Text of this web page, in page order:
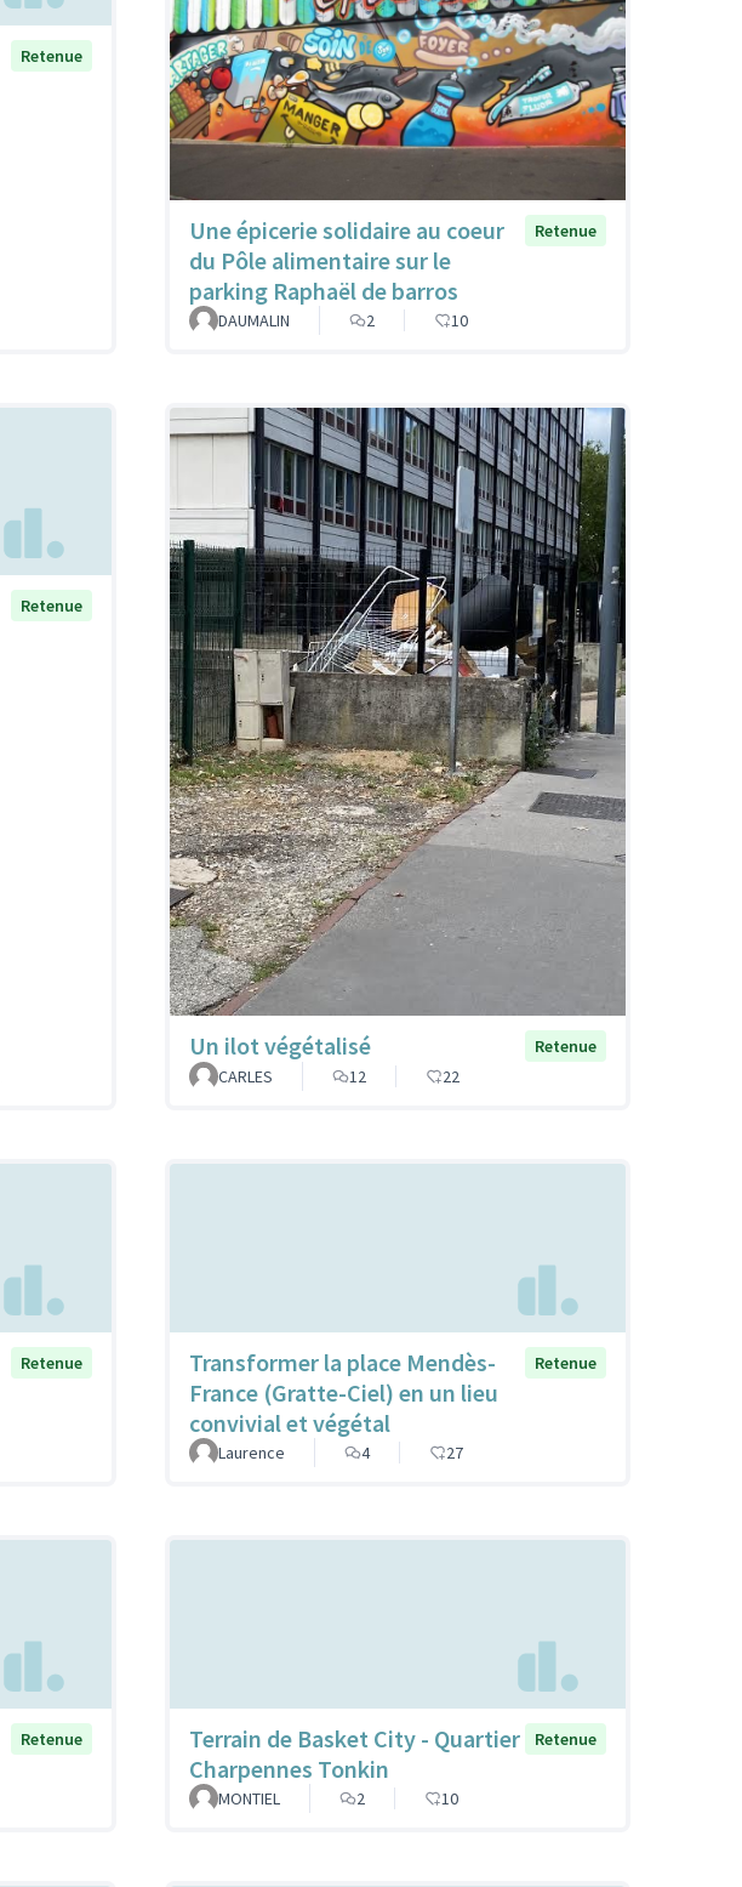
Retenue
Une épicerie solidaire au coeur
du Pôle alimentaire sur le
parking Raphaël de barros
Retenue
DAUMALIN 2 10
Retenue
Un ilot végétalisé
Retenue
CARLES
12 22
Retenue
Transformer la place Mendès-
France (Gratte-Ciel) en un lieu
convivial et végétal
Retenue
Laurence 4 27
Retenue
Terrain de Basket City - Quartier
Charpennes Tonkin
Retenue
MONTIEL 2 10